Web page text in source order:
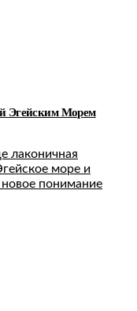
Эгейским Морем
лаконичная
море и
понимание